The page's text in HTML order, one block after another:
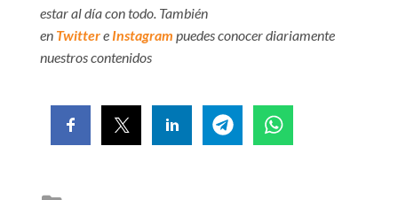
estar al día con todo. También
en Twittere Instagram puedes conocer diariamente
nuestros contenidos